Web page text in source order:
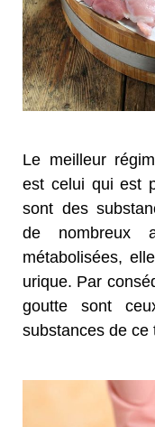
Le meilleur
est celui qui est
sont des
de nombreux
métabolisées,
urique. Par
goutte sont
substances de ce